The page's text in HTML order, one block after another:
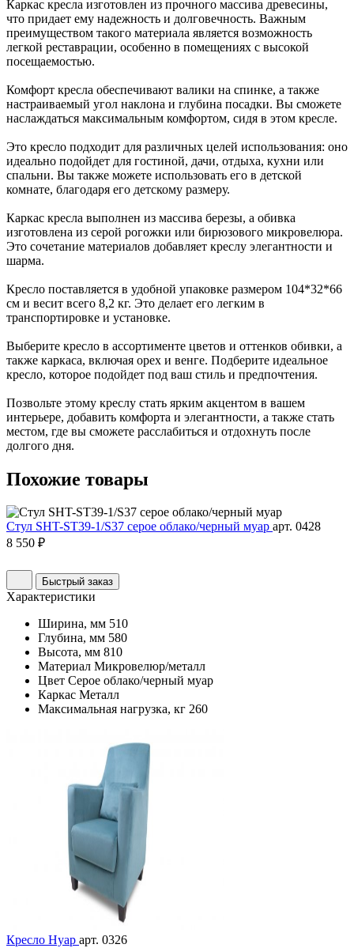
Каркас кресла изготовлен из прочного массива древесины,
что придает ему надежность и долговечность. Важным
преимуществом такого материала является возможность
легкой реставрации, особенно в помещениях с высокой
посещаемостью.
Комфорт кресла обеспечивают валики на спинке, а также
настраиваемый угол наклона и глубина посадки. Вы сможете
наслаждаться максимальным комфортом, сидя в этом кресле.
Это кресло подходит для различных целей использования: оно
идеально подойдет для гостиной, дачи, отдыха, кухни или
спальни. Вы также можете использовать его в детской
комнате, благодаря его детскому размеру.
Каркас кресла выполнен из массива березы, а обивка
изготовлена из серой рогожки или бирюзового микровелюра.
Это сочетание материалов добавляет креслу элегантности и
шарма.
Кресло поставляется в удобной упаковке размером 104*32*66
см и весит всего 8,2 кг. Это делает его легким в
транспортировке и установке.
Выберите кресло в ассортименте цветов и оттенков обивки, а
также каркаса, включая орех и венге. Подберите идеальное
кресло, которое подойдет под ваш стиль и предпочтения.
Позвольте этому креслу стать ярким акцентом в вашем
интерьере, добавить комфорта и элегантности, а также стать
местом, где вы сможете расслабиться и отдохнуть после
долгого дня.
Похожие товары
Стул SHT-ST39-1/S37 серое облако/черный муар арт. 0428
8 550 ₽
Быстрый заказ
Характеристики
Ширина, мм 510
Глубина, мм 580
Высота, мм 810
Материал Микровелюр/металл
Цвет Серое облако/черный муар
Каркас Металл
Максимальная нагрузка, кг 260
Кресло Нуар арт. 0326